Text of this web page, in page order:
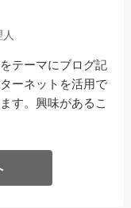
テーマにブログ記
ーネットを活用で
す。興味があるこ